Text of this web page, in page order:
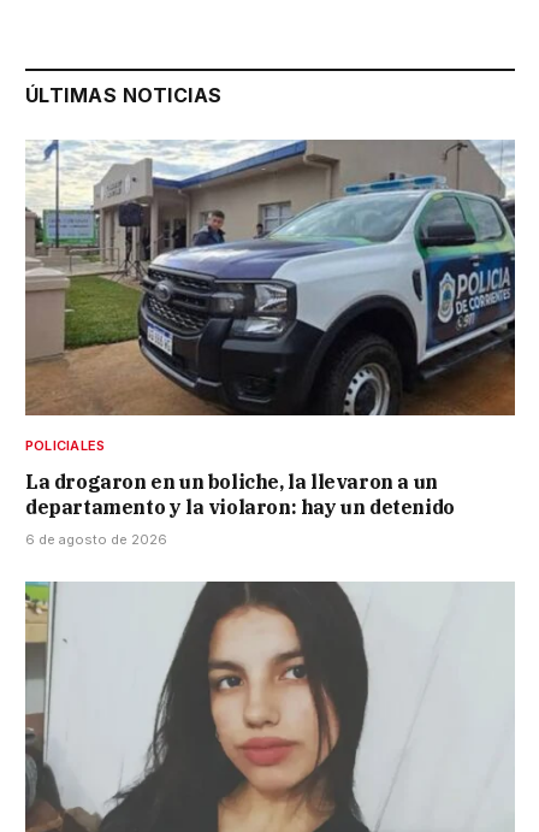
ÚLTIMAS NOTICIAS
POLICIALES
La drogaron en un boliche, la llevaron a un
departamento y la violaron: hay un detenido
6 de agosto de 2026